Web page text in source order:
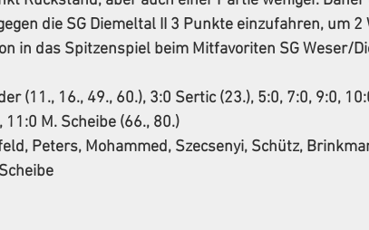
die SG Diemeltal II 3 Punkte einzufahren, um 2
in das Spitzenspiel beim Mitfavoriten SG Weser/
(11., 16., 49., 60.), 3:0 Sertic (23.), 5:0, 7:0, 9:0,
M. Scheibe (66., 80.)
Peters, Mohammed, Szecsenyi, Schütz,